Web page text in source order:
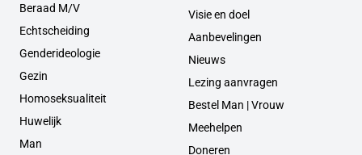
Beraad M/V
Echtscheiding
Genderideologie
Gezin
Homoseksualiteit
Huwelijk
Man
Visie en doel
Aanbevelingen
Nieuws
Lezing aanvragen
Bestel Man | Vrouw
Meehelpen
Doneren